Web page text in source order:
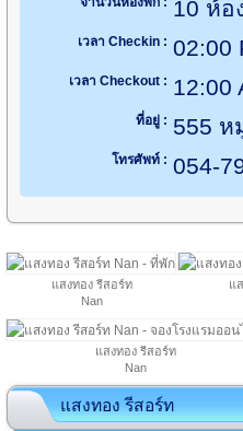
10 ห้อ
เวลา Checkin : 02:00
เวลา Checkout : 12:00
ที่อยู่ : 555 ห
โทรศัพท์ : 054-
แสงทอง รีสอร์ท
Nan
แ
แสงทอง รีสอร์ท
Nan
แสงทอง รีสอร์ท